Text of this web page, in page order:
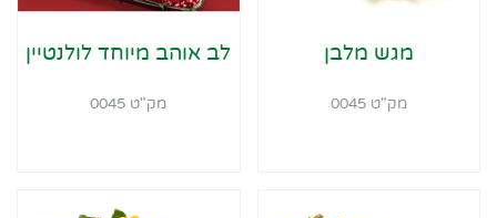
מגש מלבן
מק"ט 0045
לב אוהב מיוחד לולנטיין
מק"ט 0045